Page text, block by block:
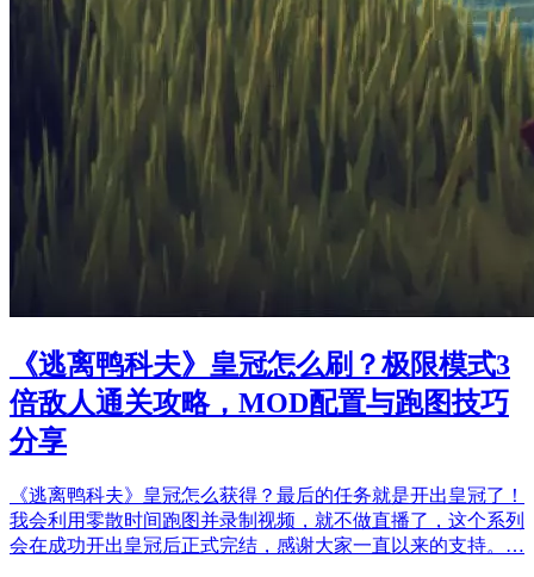
《逃离鸭科夫》皇冠怎么刷？极限模式3
倍敌人通关攻略，MOD配置与跑图技巧
分享
《逃离鸭科夫》皇冠怎么获得？最后的任务就是开出皇冠了！
我会利用零散时间跑图并录制视频，就不做直播了，这个系列
会在成功开出皇冠后正式完结，感谢大家一直以来的支持。…